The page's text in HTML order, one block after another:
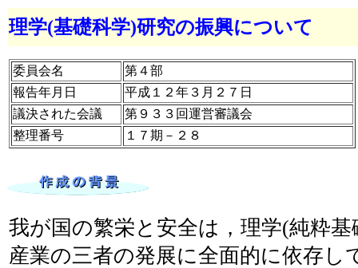
理学(基礎科学)研究の振興について
委員会名
第４部
報告年月日
平成１２年３月２７日
議決された会議
第９３３回運営審議会
整理番号
１７期－２８
我が国の繁栄と安全は，理学(純粋
産業の三者の発展に全面的に依存し